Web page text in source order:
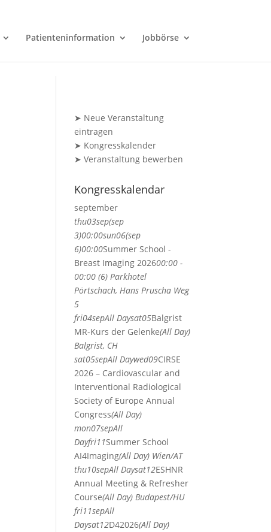
Patienteninformation Jobbörse
➤ Neue Veranstaltung
eintragen
➤ Kongresskalender
➤ Veranstaltung bewerben
Kongresskalendar
september
thu03sep(sep
3)00:00sun06(sep
6)00:00Summer School -
Breast Imaging 202600:00 -
00:00 (6) Parkhotel
Pörtschach, Hans Pruscha Weg
5
fri04sepAll Daysat05Balgrist
MR-Kurs der Gelenke(All Day)
Balgrist, CH
sat05sepAll Daywed09CIRSE
2026 – Cardiovascular and
Interventional Radiological
Society of Europe Annual
Congress(All Day)
mon07sepAll
Dayfri11Summer School
AI4Imaging(All Day) Wien/AT
thu10sepAll Daysat12ESHNR
Annual Meeting & Refresher
Course(All Day) Budapest/HU
fri11sepAll
Daysat12D42026(All Day)